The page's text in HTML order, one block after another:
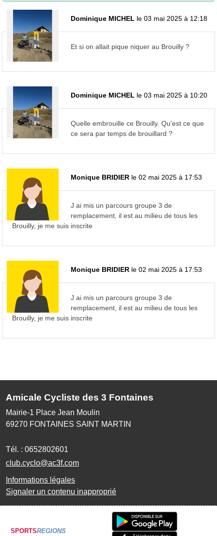
Dominique MICHEL le 03 mai 2025 à 12:18
Et si on allait pique niquer au Brouilly ?
Dominique MICHEL le 03 mai 2025 à 10:20
Quelle embrouille ce Brouilly. Qu'est ce que
ce sera par temps de brouillard ?
Monique BRIDIER le 02 mai 2025 à 17:53
J ai mis un parcours groupe 3 de
remplacement, il est au milieu de tous les
Brouilly, je me suis inscrite
Monique BRIDIER le 02 mai 2025 à 17:53
J ai mis un parcours groupe 3 de
remplacement, il est au milieu de tous les
Brouilly, je me suis inscrite
Amicale Cycliste des 3 Fontaines
Mairie-1 Place Jean Moulin
69270 FONTAINES SAINT MARTIN
Tél. : 0652802601
club.cyclo@ac3f.com
Informations légales
Signaler un contenu inapproprié
SPORTSREGIONS